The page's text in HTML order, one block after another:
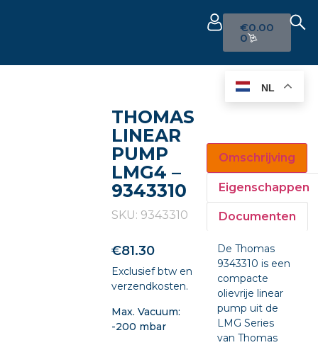
€0.00
0
THOMAS
LINEAR
PUMP
LMG4 –
9343310
SKU: 9343310
€81.30
Exclusief btw en
verzendkosten.
Max. Vacuum:
-200 mbar
Omschrijving
Eigenschappen
Documenten
De Thomas
9343310 is een
compacte
olievrije linear
pump uit de
LMG Series
van Thomas
NL